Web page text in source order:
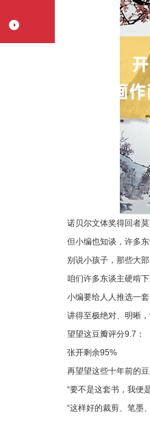
诺贝尔文体奖得回者
但小编也知谈，许多
别说小孩子，那些大
咱们许多东谈主硬啃
小编要给人人推选一
讲得至极绝对、明晰
望望这豆瓣评分9.7：
张开剩余95%
再望望这些十年前的豆
“要不是这套书，我便
“这样好的裁剪、笔